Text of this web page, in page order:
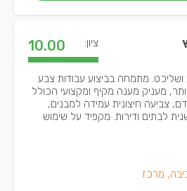
ציון: 10.00
מתמחה בביצוע עבודות צבע
מעניק מענה מקיף ומקצועי הכולל
צביעה חיצונית עמידה למבנים,
לבתים ודירות. מקפיד על שימוש
מרכז